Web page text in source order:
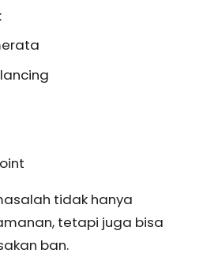
tidak hanya
tetapi juga bisa
ban.